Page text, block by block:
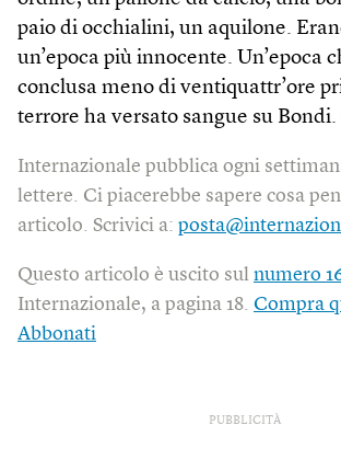
paio di occhialini, un aquilone.
un’epoca più innocente. Un’epoca
conclusa meno di ventiquattr’ore
terrore ha versato sangue su
Internazionale pubblica ogni
lettere. Ci piacerebbe sapere cosa
articolo. Scrivici a:
Questo articolo è uscito sul numero
Internazionale, a pagina 18. Compra
Abbonati
PUBBLICITÀ